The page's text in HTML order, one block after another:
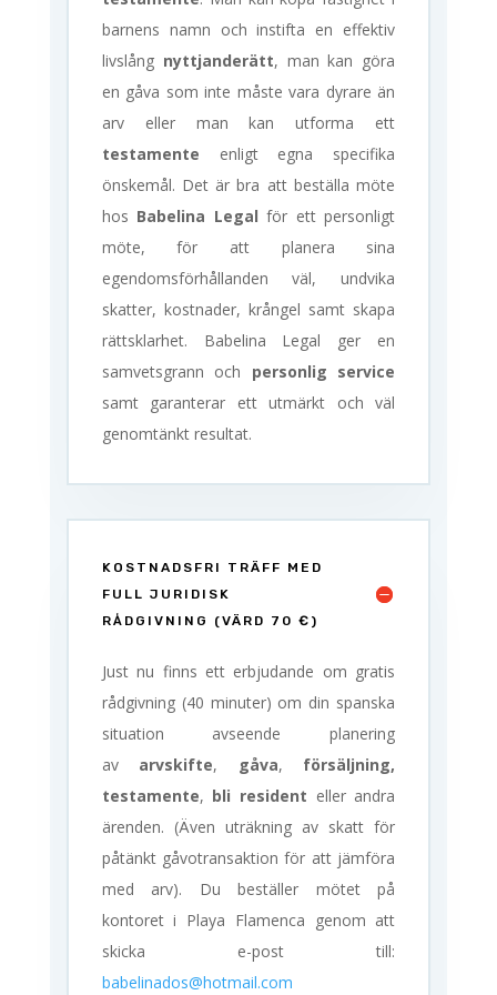
barnens namn och instifta en effektiv
livslång nyttjanderätt, man kan göra
en gåva som inte måste vara dyrare än
arv eller man kan utforma ett
testamente enligt egna specifika
önskemål. Det är bra att beställa möte
hos Babelina Legal för ett personligt
möte, för att planera sina
egendomsförhållanden väl, undvika
skatter, kostnader, krångel samt skapa
rättsklarhet. Babelina Legal ger en
samvetsgrann och personlig service
samt garanterar ett utmärkt och väl
genomtänkt resultat.
KOSTNADSFRI TRÄFF MED
FULL JURIDISK
RÅDGIVNING (VÄRD 70 €)
Just nu finns ett erbjudande om gratis
rådgivning (40 minuter) om din spanska
situation avseende planering
av arvskifte, gåva, försäljning,
testamente, bli resident eller andra
ärenden. (Även uträkning av skatt för
påtänkt gåvotransaktion för att jämföra
med arv). Du beställer mötet på
kontoret i Playa Flamenca genom att
skicka e-post till:
babelinados@hotmail.com